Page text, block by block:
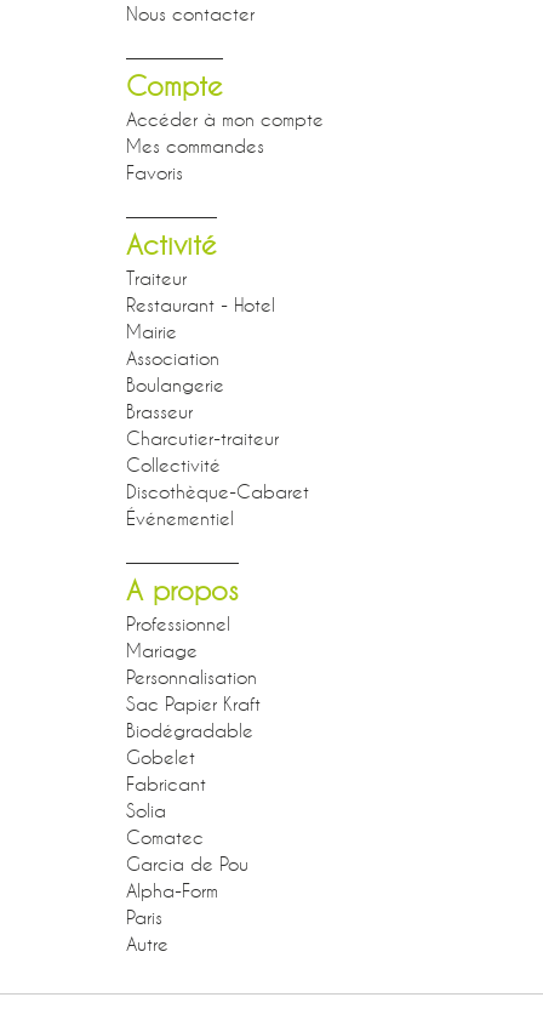
Nous contacter
Compte
Accéder à mon compte
Mes commandes
Favoris
Activité
Traiteur
Restaurant - Hotel
Mairie
Association
Boulangerie
Brasseur
Charcutier-traiteur
Collectivité
Discothèque-Cabaret
Événementiel
A propos
Professionnel
Mariage
Personnalisation
Sac Papier Kraft
Biodégradable
Gobelet
Fabricant
Solia
Comatec
Garcia de Pou
Alpha-Form
Paris
Autre